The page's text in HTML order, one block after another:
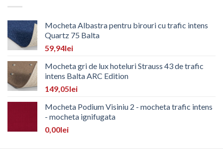
Mocheta Albastra pentru birouri cu trafic intens
Quartz 75 Balta
59,94lei
Mocheta gri de lux hoteluri Strauss 43 de trafic
intens Balta ARC Edition
149,05lei
Mocheta Podium Visiniu 2 - mocheta trafic intens
- mocheta ignifugata
0,00lei